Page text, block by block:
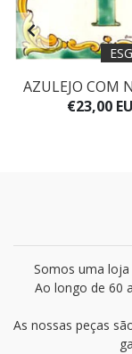
AZULEJO COM
€23,00
Somos uma
Ao longo de 60
As nossas peças